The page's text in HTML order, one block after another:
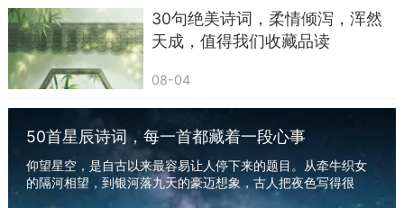
从那一刻起，我才第一次真切意识到：那些看
似轻飘飘的诗句，是有人拿一辈子人生经验、拿无
数个失眠夜里的心事，挤出来的。
后来再翻到“春风得意马蹄疾，一日看尽长安
花”，心里就不再是小时候那种“啊，这句好豪气”的
单纯感叹，而是会想：谁不曾有过以为自己要一飞
冲天的时刻？又有谁没在某个深夜，对着镜子里的
30句绝美诗词，柔情倾泻，浑然
天成，值得我们收藏品读
08-04
50首星辰诗词，每一首都藏着一段心事
仰望星空，是自古以来最容易让人停下来的题目。从牵牛织女
的隔河相望，到银河落九天的豪迈想象，古人把夜色写得很
满，也把人的心事写得很实。你会发现，真正让这...